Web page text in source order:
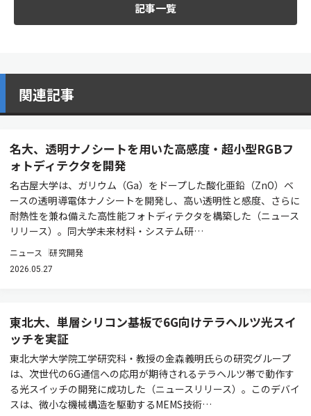
記事一覧
関連記事
名大、透明ナノシートを用いた高感度・超小型RGBフ
ォトディテクタを開発
名古屋大学は、ガリウム（Ga）をドープした酸化亜鉛（ZnO）ベ
ースの透明導電体ナノシートを開発し、高い透明性と感度、さらに
耐熱性を兼ね備えた高性能フォトディテクタを構築した（ニュース
リリース）。同大学未来材料・システム研…
ニュース 研究開発
2026.05.27
東北大、単層シリコン基板で6G向けテラヘルツ光スイ
ッチを実証
東北大学大学院工学研究科・教授の金森義明氏らの研究グループ
は、次世代の6G通信への応用が期待されるテラヘルツ帯で動作す
る光スイッチの開発に成功した（ニュースリリース）。このデバイ
スは、微小な機械構造を駆動するMEMS技術…